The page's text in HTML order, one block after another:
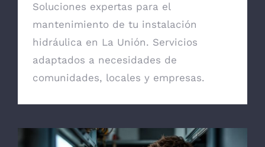
Soluciones expertas para el
mantenimiento de tu instalación
hidráulica en La Unión. Servicios
adaptados a necesidades de
comunidades, locales y empresas.